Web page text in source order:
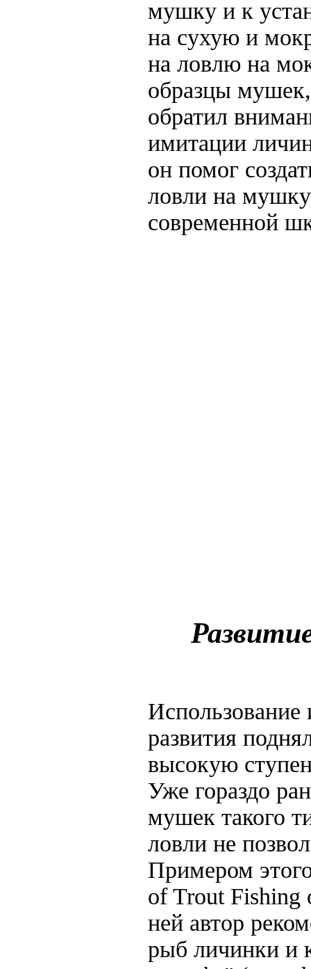
мушку и к
на сухую и
на ловлю на
образцы
обратил
имитации
он помог
ловли на мушку
современной
Использование
развития
высокую
Уже гораздо
мушек такого
ловли не
Примером
of Trout Fishing
ней автор
рыб личинки и